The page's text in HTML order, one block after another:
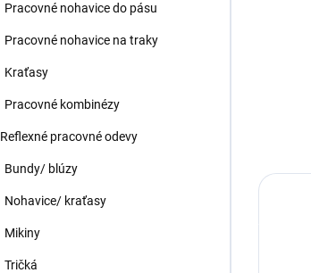
Pracovné nohavice do pásu
Pracovné nohavice na traky
Kraťasy
Pracovné kombinézy
Reflexné pracovné odevy
Bundy/ blúzy
Nohavice/ kraťasy
Mikiny
Tričká